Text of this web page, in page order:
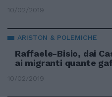
10/02/2019
ARISTON & POLEMICHE
Raffaele-Bisio, dai
ai migranti quante
10/02/2019